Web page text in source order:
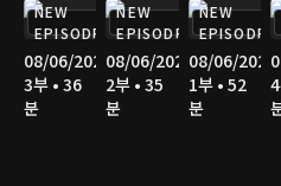
NEW
EPISODE
08/06/2026
3부 • 36
분
NEW
EPISODE
08/06/2026
2부 • 35
분
NEW
EPISODE
08/06/2026
1부 • 52
분